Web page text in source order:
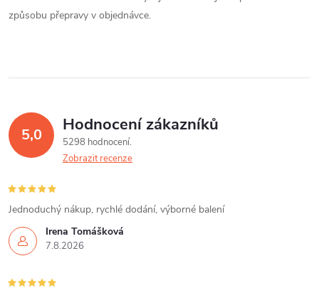
způsobu přepravy v objednávce.
5,0 Hodnocení zákazníků
5298 hodnocení
Zobrazit recenze
Irena Tomášková
7.8.2026
Jednoduchý nákup, rychlé dodání, výborné balení